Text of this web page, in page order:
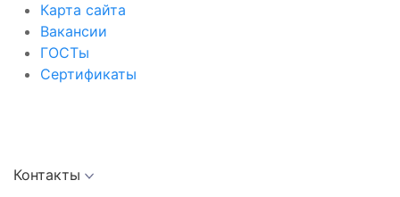
Карта сайта
Вакансии
ГОСТы
Сертификаты
Контакты